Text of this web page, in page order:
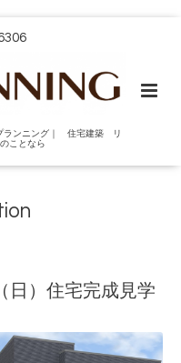
ランニング｜ 住宅建築 リ
ことなら
日）住宅完成見学